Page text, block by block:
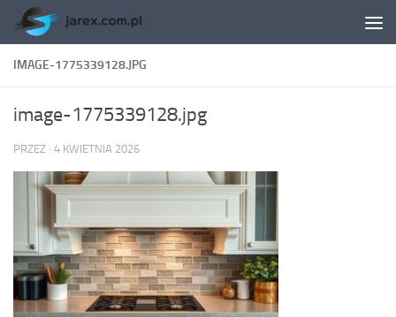
Skip to content
IMAGE-1775339128.JPG
image-1775339128.jpg
PRZEZ · 4 KWIETNIA 2026